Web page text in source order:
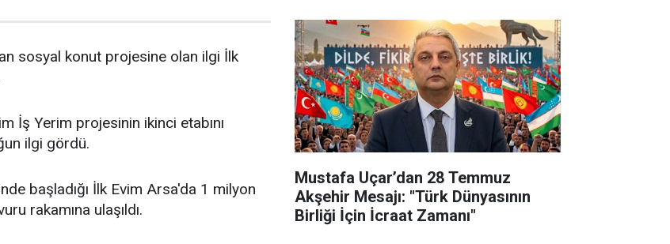
sosyal konut projesine olan ilgi İlk
İş Yerim projesinin ikinci etabını
ilgi gördü.
başladığı İlk Evim Arsa'da 1 milyon
rakamına ulaşıldı.
Mustafa Uçar’dan 28 Temmuz
Akşehir Mesajı: "Türk Dünyasının
Birliği İçin İcraat Zamanı"